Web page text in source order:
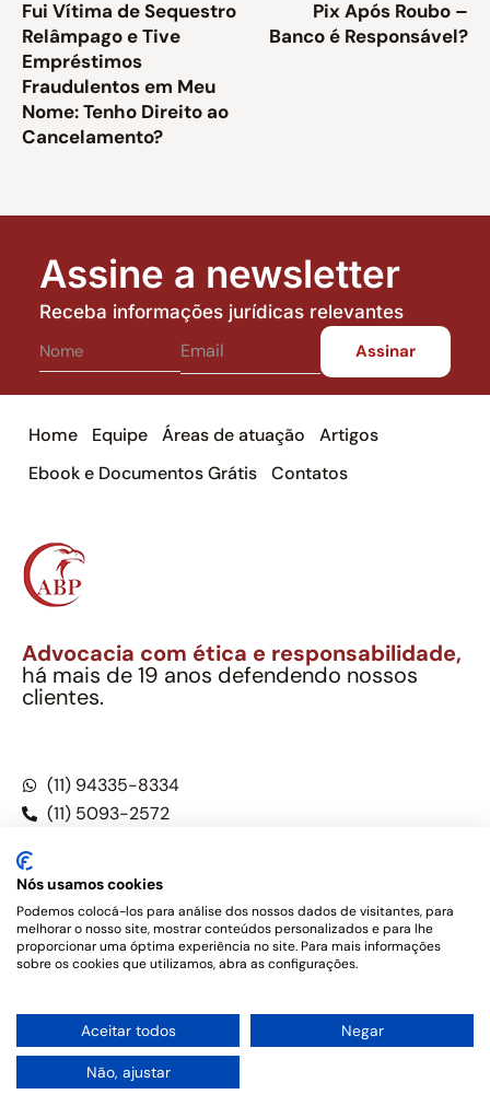
Fui Vítima de Sequestro
Relâmpago e Tive
Empréstimos
Fraudulentos em Meu
Nome: Tenho Direito ao
Cancelamento?
Pix Após Roubo –
Banco é Responsável?
Assine a newsletter
Receba informações jurídicas relevantes
Home Equipe Áreas de atuação
Artigos
Ebook e Documentos Grátis
Contatos
Advocacia com ética e responsabilidade,
há mais de 19 anos defendendo nossos
clientes.
(11) 94335-8334
(11) 5093-2572
Este site não é um produto Meta Platforms, Inc., Google LLC,
tampouco oferece serviços públicos oficiais. Somos um
o Código de Ética e Disciplina da OAB do Brasil – Alexandre
Berthe Pinto Soc. de Adv, OAB/SP nº 22477 –Política de
Privacidade e Termos de uso
Nós usamos cookies
Podemos colocá-los para análise dos nossos dados de visitantes, para
melhorar o nosso site, mostrar conteúdos personalizados e para lhe
proporcionar uma óptima experiência no site. Para mais informações
sobre os cookies que utilizamos, abra as configurações.
Aceitar todos Negar
Não, ajustar